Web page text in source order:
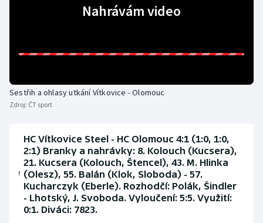
Vodní slalom
Ostatní
Nahrávám video
Sestřih a ohlasy utkání Vítkovice - Olomouc
Zdroj: ČT sport
HC Vítkovice Steel - HC Olomouc 4:1 (1:0, 1:0,
2:1) Branky a nahrávky: 8. Kolouch (Kucsera),
21. Kucsera (Kolouch, Štencel), 43. M. Hlinka
(Olesz), 55. Balán (Klok, Sloboda) - 57.
Kucharczyk (Eberle). Rozhodčí: Polák, Šindler
- Lhotský, J. Svoboda. Vyloučení: 5:5. Využití:
0:1. Diváci: 7823.